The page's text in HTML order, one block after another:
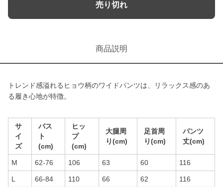
売り切れ
商品説明
トレンド感溢れるヒョウ柄のワイドパンツは、リラックス感のあ
る履き心地が特徴。
サ
イ
ズ
バス
ト
(cm)
ヒッ
プ
(cm)
大腿周
り(cm)
足首周
り(cm)
パンツ
丈(cm)
M 62-76 106 63 60 116
L 66-84 110 66 62 116